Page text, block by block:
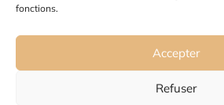
fonctions.
Accepter
Refuser